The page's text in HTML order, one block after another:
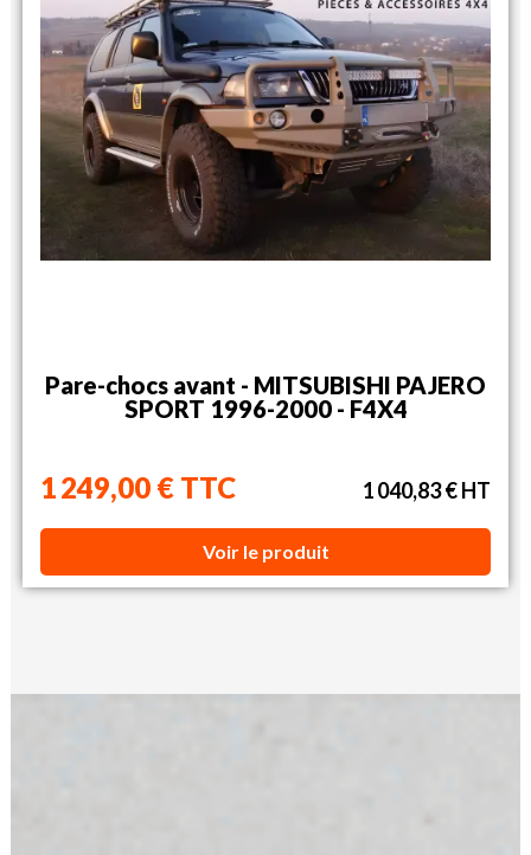
Pare-chocs avant - MITSUBISHI PAJERO
SPORT 1996-2000 - F4X4
1 249,00 € TTC 1 040,83 € HT
Voir le produit